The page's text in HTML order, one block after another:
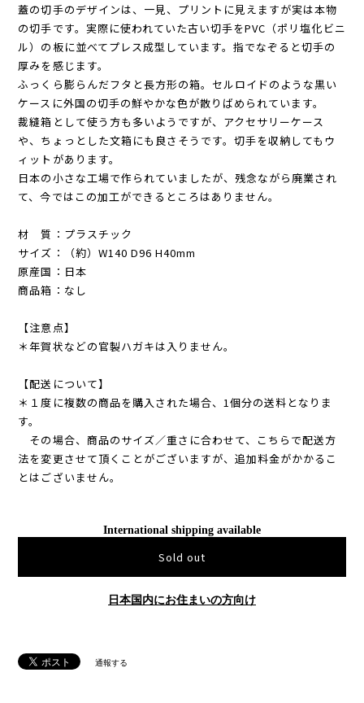
蓋の切手のデザインは、一見、プリントに見えますが実は本物
の切手です。実際に使われていた古い切手をPVC（ポリ塩化ビニ
ル）の板に並べてプレス成型しています。指でなぞると切手の
厚みを感じます。
ふっくら膨らんだフタと長方形の箱。セルロイドのような黒い
ケースに外国の切手の鮮やかな色が散りばめられています。
裁縫箱として使う方も多いようですが、アクセサリーケース
や、ちょっとした文箱にも良さそうです。切手を収納してもウ
ィットがあります。
日本の小さな工場で作られていましたが、残念ながら廃業され
て、今ではこの加工ができるところはありません。
材 質：プラスチック
サイズ：（約）W140 D96 H40mm
原産国：日本
商品箱：なし
【注意点】
＊年賀状などの官製ハガキは入りません。
【配送について】
＊１度に複数の商品を購入された場合、1個分の送料となりま
す。
その場合、商品のサイズ／重さに合わせて、こちらで配送方
法を変更させて頂くことがございますが、追加料金がかかるこ
とはございません。
International shipping available
Sold out
日本国内にお住まいの方向け
通報する